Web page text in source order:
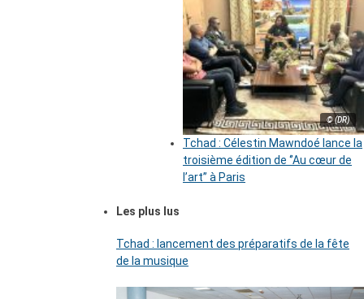
© (DR)
Tchad : Célestin Mawndoé lance la
troisième édition de ‘’Au cœur de
l’art’’ à Paris
Les plus lus
Tchad : lancement des préparatifs de la fête
de la musique